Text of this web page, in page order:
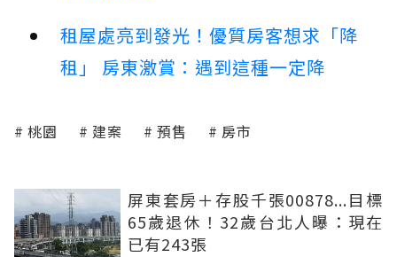
租屋處亮到發光！優質房客想求「降
租」 房東激賞：遇到這種一定降
桃園 建案 預售 房市
屏東套房＋存股千張00878...目標
65歲退休！32歲台北人曝：現在
已有243張